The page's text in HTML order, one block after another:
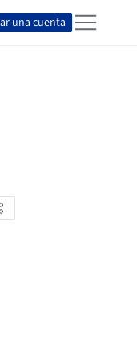
una cuenta